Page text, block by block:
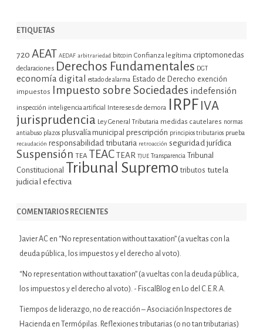
ETIQUETAS
720 AEAT AEDAF arbitrariedad bitcoin Confianza legítima criptomonedas
declaraciones Derechos Fundamentales DGT
economía digital estado de alarma Estado de Derecho exención
impuestos Impuesto sobre Sociedades indefensión
inspección inteligencia artificial Intereses de demora IRPF IVA
jurisprudencia Ley General Tributaria medidas cautelares normas
antiabuso plazos plusvalía municipal prescripción principios tributarios prueba
recaudación responsabilidad tributaria retroacción seguridad jurídica
Suspensión TEA TEAC TEAR TJUE Transparencia Tribunal
Constitucional Tribunal Supremo tributos tutela
judicial efectiva
COMENTARIOS RECIENTES
Javier AC en “No representation without taxation” (a vueltas con la
deuda pública, los impuestos y el derecho al voto).
“No representation without taxation” (a vueltas con la deuda pública,
los impuestos y el derecho al voto). - FiscalBlog en Lo del C.E.R.A.
Tiempos de liderazgo, no de reacción – Asociación Inspectores de
Hacienda en
Termópilas. Reflexiones tributarias (o no tan tributarias)